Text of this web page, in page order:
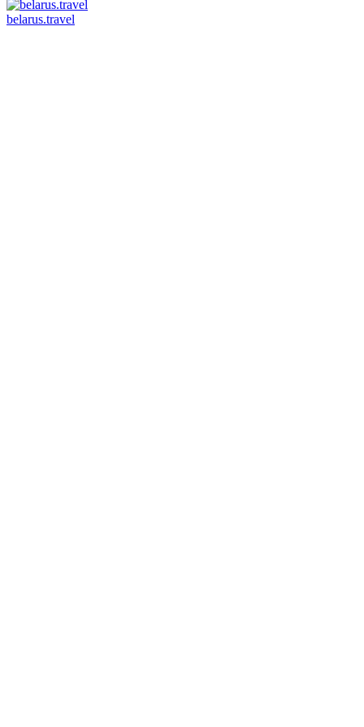
belarus.travel